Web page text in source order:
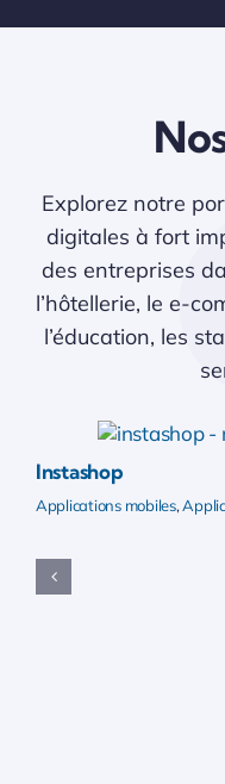
Explorez notre
digitales à fort
des entreprises
l’hôtellerie, le e-
l’éducation, les
Instashop
Applications mobiles,